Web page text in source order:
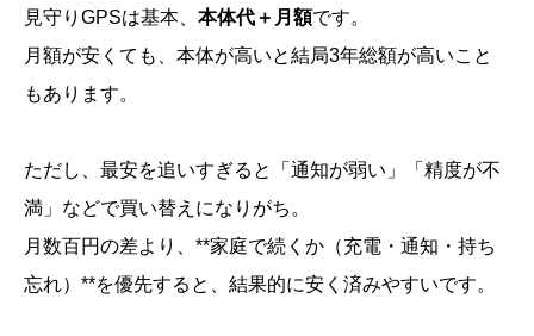
見守りGPSは基本、 本体代＋月額です。
月額が安くても、本体が高いと結局3年総額が高いこと
もあります。
ただし、最安を追いすぎると「通知が弱い」「精度が不
満」などで買い替えになりがち。
月数百円の差より、**家庭で続くか（充電・通知・持ち
忘れ）**を優先すると、結果的に安く済みやすいです。